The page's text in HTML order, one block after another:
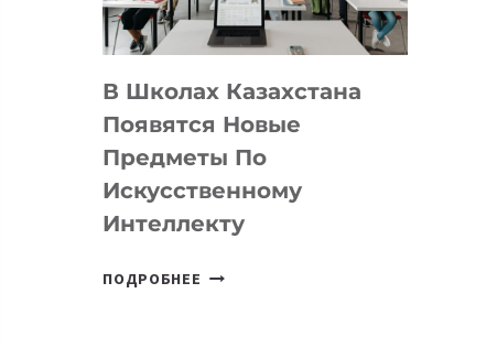
—
МЕЖДУНАРОДНУЮ
ДЛЯ
ТЕХНОЛОГИЧЕСКИХ
СТАРТАПОВ
В Школах Казахстана
Появятся Новые
Предметы По
Искусственному
Интеллекту
ПОДРОБНЕЕ